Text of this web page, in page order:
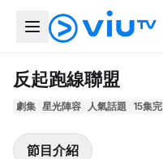
反起跑線聯盟
劇集 星光陣容 人氣話題 15集完
節目介紹